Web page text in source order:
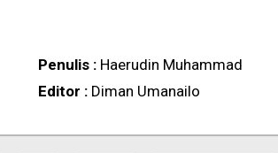
Penulis : Haerudin Muhammad
Editor : Diman Umanailo